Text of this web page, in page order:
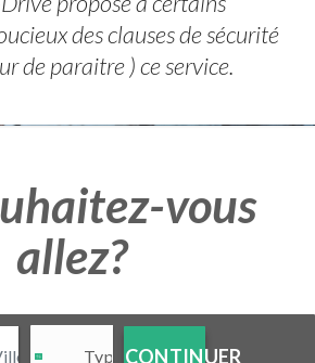
des clauses de sécurité
de paraitre ) ce service.
vous
allez?
CONTINUER